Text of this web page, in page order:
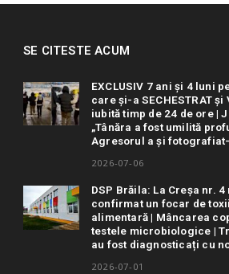
SE CITESTE ACUM
EXCLUSIV 7 ani și 4 luni
care și-a SECHESTRAT și
iubită timp de 24 de ore |
„Tânăra a fost umilită
Agresorul a și
2026-07-06
DSP Brăila: La Creșa nr. 4
confirmat un focar de
alimentară | Mâncarea
testele microbiologice |
au fost diagnosticați cu
2026-07-01